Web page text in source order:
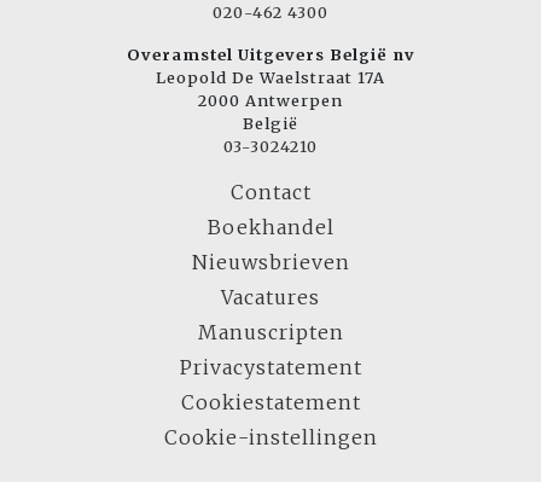
020-462 4300
Overamstel Uitgevers België nv
Leopold De Waelstraat 17A
2000 Antwerpen
België
03-3024210
Contact
Boekhandel
Nieuwsbrieven
Vacatures
Manuscripten
Privacystatement
Cookiestatement
Cookie-instellingen